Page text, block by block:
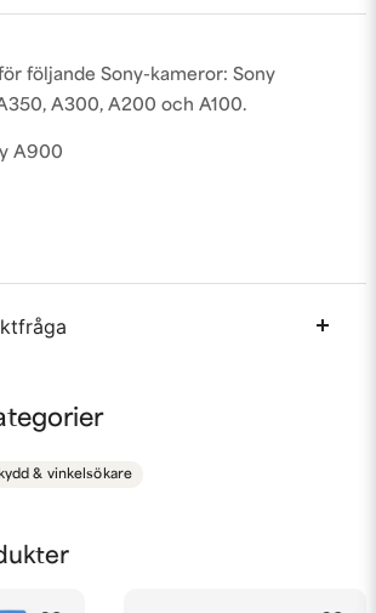
följande Sony-kameror: Sony
A300, A200 och A100.
A900
om denna produkten...
& vinkelsökare